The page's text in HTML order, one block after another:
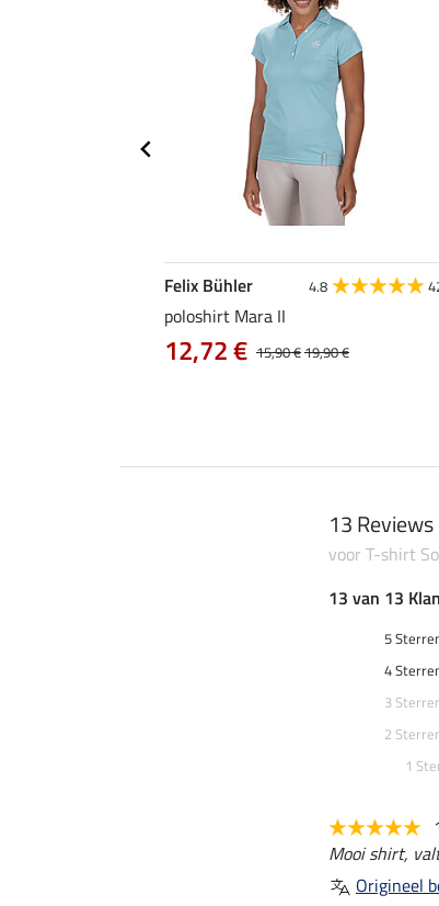
Felix Bühler 4.8
poloshirt Mara II
15,90 €19,90 €
12,72 €
13 Reviews
voor T-shirt
13 van 13
5
4
3
2
1
Mooi shirt,
Origineel